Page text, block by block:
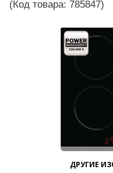
(Код товара: 785847)
ДРУГИЕ